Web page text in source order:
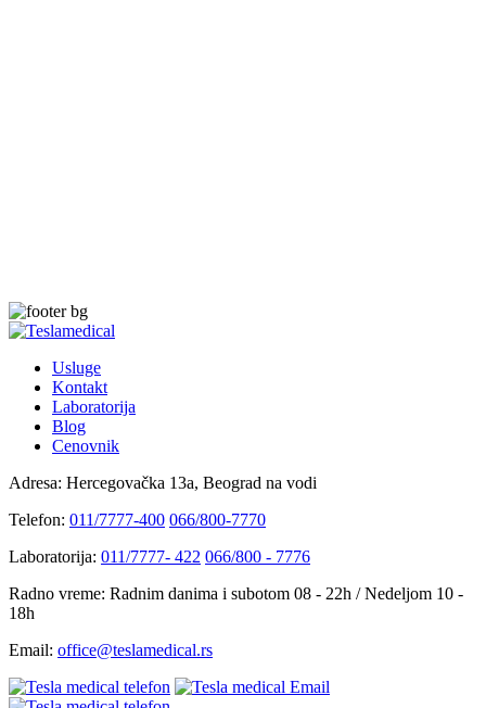
Usluge
Kontakt
Laboratorija
Blog
Cenovnik
Adresa: Hercegovačka 13a, Beograd na vodi
Telefon: 011/7777-400 066/800-7770
Laboratorija: 011/7777- 422 066/800 - 7776
Radno vreme: Radnim danima i subotom 08 - 22h / Nedeljom 10 -
18h
Email: office@teslamedical.rs